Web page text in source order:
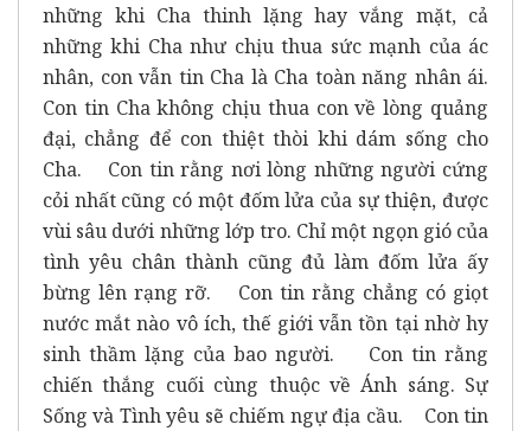
những khi Cha thinh lặng hay vắng mặt, cả
những khi Cha như chịu thua sức mạnh của ác
nhân, con vẫn tin Cha là Cha toàn năng nhân ái.
Con tin Cha không chịu thua con về lòng quảng
đại, chẳng để con thiệt thòi khi dám sống cho
Cha. Con tin rằng nơi lòng những người cứng
cỏi nhất cũng có một đốm lửa của sự thiện, được
vùi sâu dưới những lớp tro. Chỉ một ngọn gió của
tình yêu chân thành cũng đủ làm đốm lửa ấy
bừng lên rạng rỡ. Con tin rằng chẳng có giọt
nước mắt nào vô ích, thế giới vẫn tồn tại nhờ hy
sinh thầm lặng của bao người. Con tin rằng
chiến thắng cuối cùng thuộc về Ánh sáng. Sự
Sống và Tình yêu sẽ chiếm ngự địa cầu. Con tin